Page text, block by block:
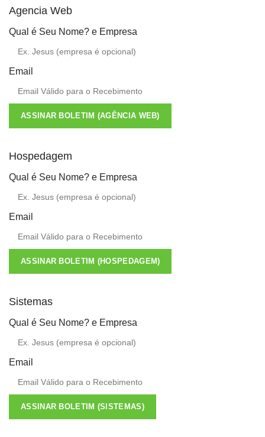
Agencia Web
Qual é Seu Nome? e Empresa
Email
ASSINAR BOLETIM (AGÊNCIA WEB)
Hospedagem
Qual é Seu Nome? e Empresa
Email
ASSINAR BOLETIM (HOSPEDAGEM)
Sistemas
Qual é Seu Nome? e Empresa
Email
ASSINAR BOLETIM (SISTEMAS)